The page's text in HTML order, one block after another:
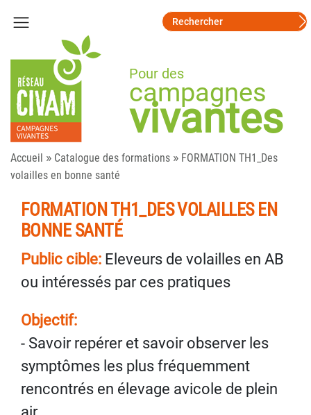
Pour des
campagnes
vivantes
Accueil » Catalogue des formations » FORMATION TH1_Des
volailles en bonne santé
FORMATION TH1_DES VOLAILLES EN
BONNE SANTÉ
Public cible: Eleveurs de volailles en AB
ou intéressés par ces pratiques
Objectif:
- Savoir repérer et savoir observer les
symptômes les plus fréquemment
rencontrés en élevage avicole de plein